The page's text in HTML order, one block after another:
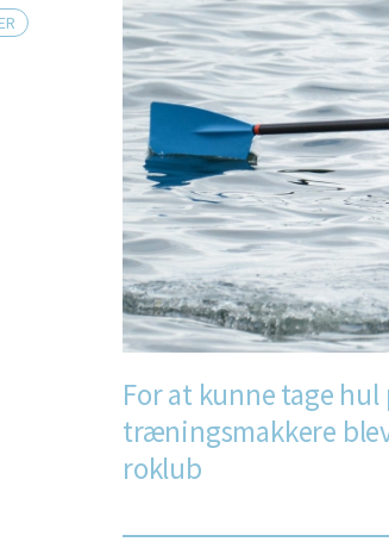
For at kunne tage
træningsmakkere
roklub